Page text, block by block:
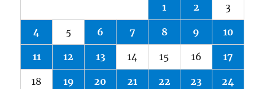
1 2 3
4 5 6 7 8 9 10
11 12 13 14 15 16 17
18 19 20 21 22 23 24